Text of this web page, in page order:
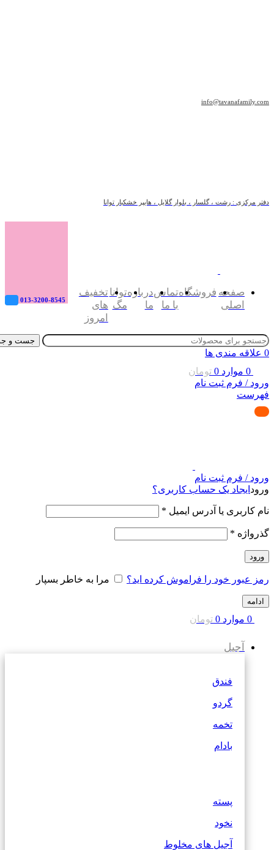
info@tavanafamily.com
دفتر مرکزی : رشت ، گلسار ، بلوار گلایل ، هایپر خشکبار توانا
013-3200-8545
صفحه
اصلی
فروشگاهتماس
با ما
درباره
ما
توانا
مگ
تخفیف
های
امروز
جست و
0 علاقه مندی ها
0 موارد 0 تومان
ورود / فرم ثبت نام
فهرست
ورود / فرم ثبت نام
ورود ایجاد یک حساب کاربری؟
نام کاربری یا آدرس ایمیل *
گذرواژه *
ورود
رمز عبور خود را فراموش کرده اید؟ مرا به خاطر بسپار
ادامه
0 موارد 0 تومان
آجیل
فندق
گردو
تخمه
بادام
پسته
نخود
آجیل های مخلوط